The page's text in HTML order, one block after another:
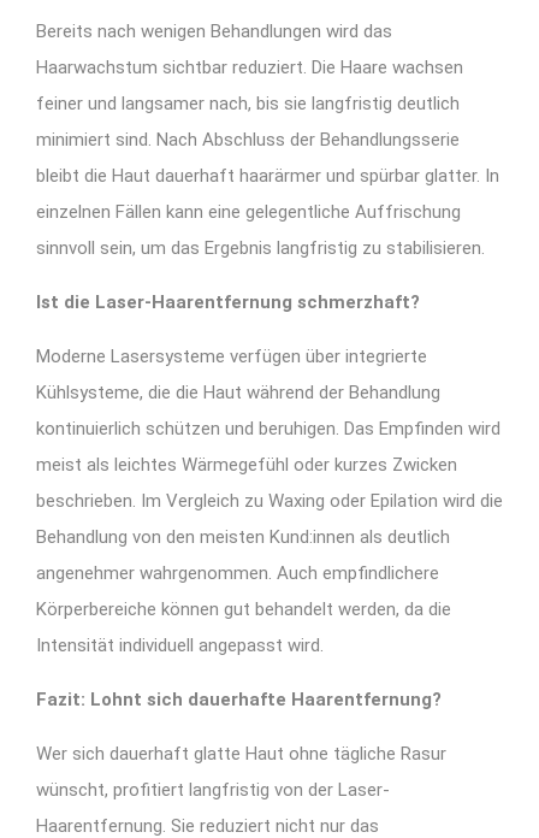
Bereits nach wenigen Behandlungen wird das
Haarwachstum sichtbar reduziert. Die Haare wachsen
feiner und langsamer nach, bis sie langfristig deutlich
minimiert sind. Nach Abschluss der Behandlungsserie
bleibt die Haut dauerhaft haarärmer und spürbar glatter. In
einzelnen Fällen kann eine gelegentliche Auffrischung
sinnvoll sein, um das Ergebnis langfristig zu stabilisieren.
Ist die Laser-Haarentfernung schmerzhaft?
Moderne Lasersysteme verfügen über integrierte
Kühlsysteme, die die Haut während der Behandlung
kontinuierlich schützen und beruhigen. Das Empfinden wird
meist als leichtes Wärmegefühl oder kurzes Zwicken
beschrieben. Im Vergleich zu Waxing oder Epilation wird die
Behandlung von den meisten Kund:innen als deutlich
angenehmer wahrgenommen. Auch empfindlichere
Körperbereiche können gut behandelt werden, da die
Intensität individuell angepasst wird.
Fazit: Lohnt sich dauerhafte Haarentfernung?
Wer sich dauerhaft glatte Haut ohne tägliche Rasur
wünscht, profitiert langfristig von der Laser-
Haarentfernung. Sie reduziert nicht nur das